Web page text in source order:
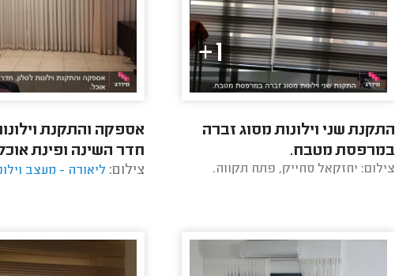
1+
התקנת שני וילונות מסוג זברה
במרפסת מטבח.
צילום: יחזקאל סחייק, פתח תקווה.
אספקה והתקנת
חדר השינה ופינת
צילום: ליאורה - מעצב